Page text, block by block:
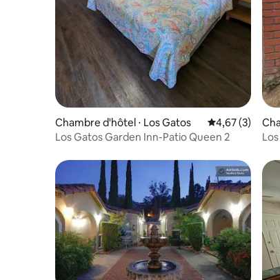
Chambre d'hôtel ⋅ Los Gatos Évaluation
4,67 (3)
Los Gatos Garden Inn-Patio Queen 2